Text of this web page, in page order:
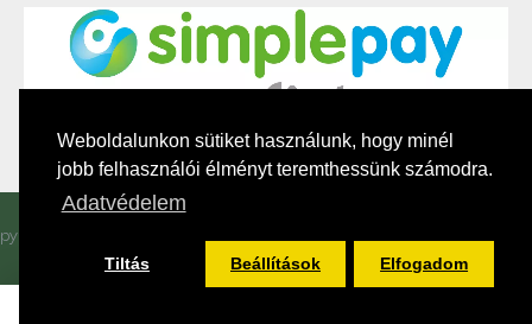
Weboldalunkon sütiket használunk, hogy minél
jobb felhasználói élményt teremthessünk számodra.
Adatvédelem
Tiltás Beállítások Elfogadom
L'Erbolario Natúrkozmetikumok © 2021, Minden jog